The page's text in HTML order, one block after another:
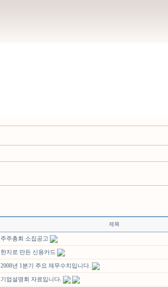
제목
주주총회 소집공고
한지로 만든 신용카드
2008년 1분기 주요 재무수치입니다.
기업설명회 자료입니다.